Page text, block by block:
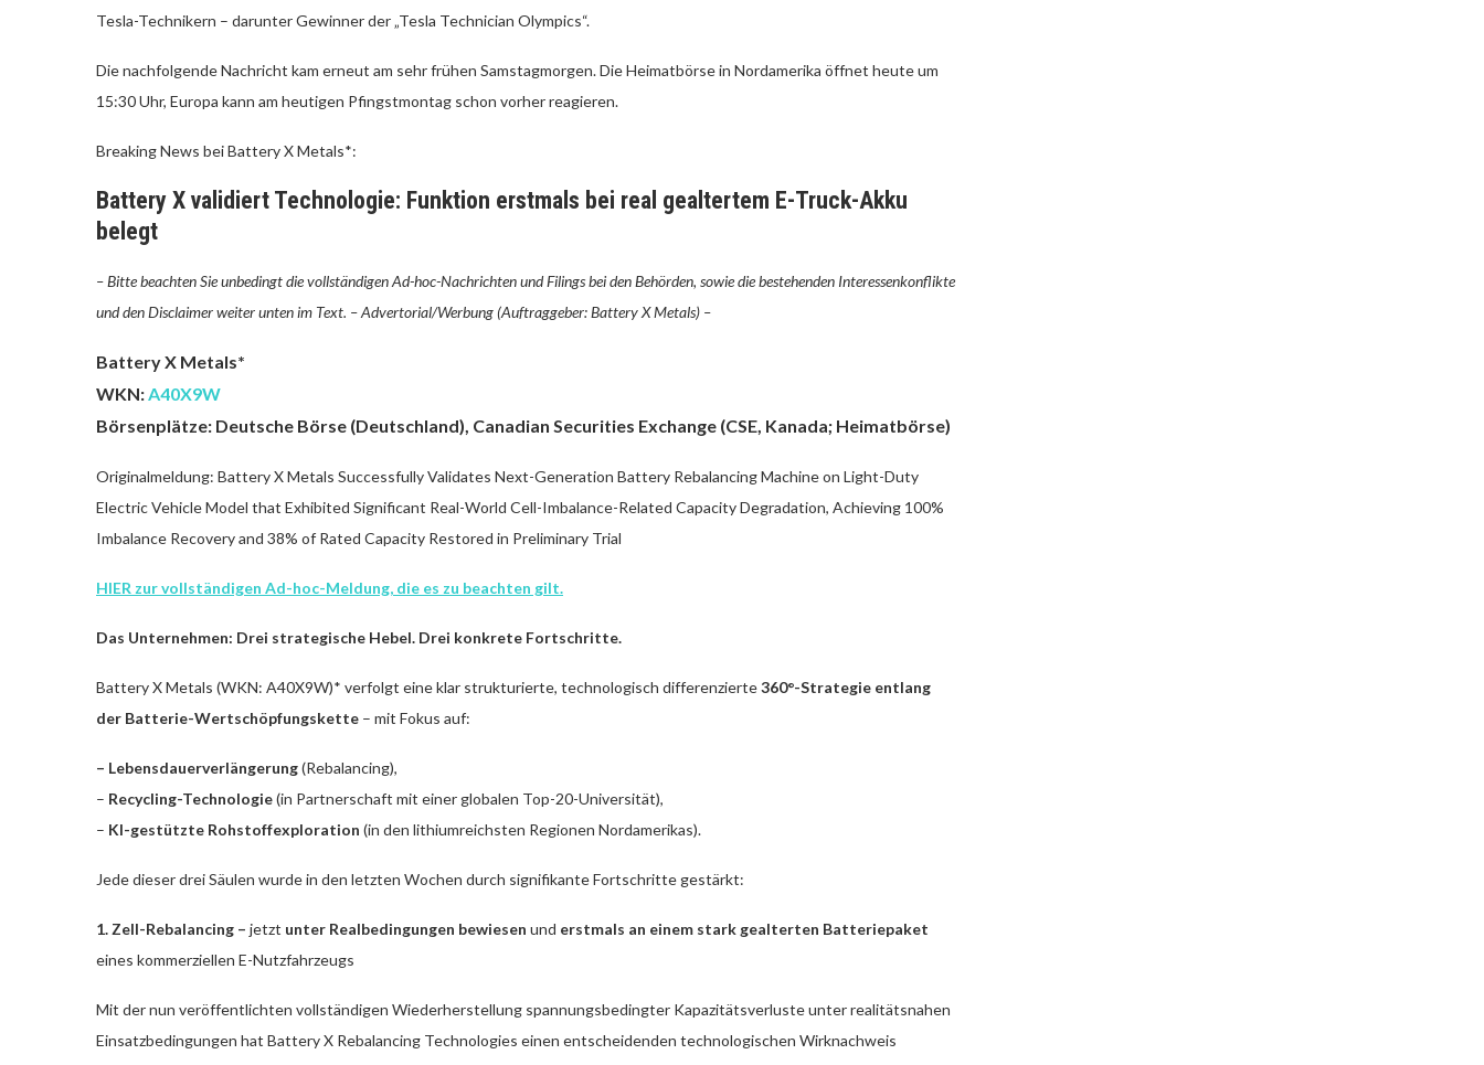
Tesla-Technikern – darunter Gewinner der „Tesla Technician Olympics“.
Die nachfolgende Nachricht kam erneut am sehr frühen Samstagmorgen. Die Heimatbörse in Nordamerika öffnet heute um
15:30 Uhr, Europa kann am heutigen Pfingstmontag schon vorher reagieren.
Breaking News bei Battery X Metals*:
Battery X validiert Technologie: Funktion erstmals bei real gealtertem E-Truck-Akku
belegt
– Bitte beachten Sie unbedingt die vollständigen Ad-hoc-Nachrichten und Filings bei den Behörden, sowie die bestehenden Interessenkonflikte
und den Disclaimer weiter unten im Text. –Advertorial/Werbung (Auftraggeber: Battery X Metals) –
Battery X Metals*
WKN:A40X9W
Börsenplätze: Deutsche Börse (Deutschland), Canadian Securities Exchange (CSE, Kanada; Heimatbörse)
Originalmeldung: Battery X Metals Successfully Validates Next-Generation Battery Rebalancing Machine on Light-Duty
Electric Vehicle Model that Exhibited Significant Real-World Cell-Imbalance-Related Capacity Degradation, Achieving 100%
Imbalance Recovery and 38% of Rated Capacity Restored in Preliminary Trial
HIER zur vollständigen Ad-hoc-Meldung, die es zu beachten gilt.
Das Unternehmen: Drei strategische Hebel. Drei konkrete Fortschritte.
Battery X Metals (WKN: A40X9W)* verfolgt eine klar strukturierte, technologisch differenzierte360°-Strategie entlang
der Batterie-Wertschöpfungskette – mit Fokus auf:
– Lebensdauerverlängerung(Rebalancing),
– Recycling-Technologie(in Partnerschaft mit einer globalen Top-20-Universität),
– KI-gestützte Rohstoffexploration (in den lithiumreichsten Regionen Nordamerikas).
Jede dieser drei Säulen wurde in den letzten Wochen durch signifikante Fortschritte gestärkt:
1. Zell-Rebalancing – jetzt unter Realbedingungen bewiesen und erstmals an einem stark gealterten Batteriepaket
eines kommerziellen E-Nutzfahrzeugs
Mit der nun veröffentlichten vollständigen Wiederherstellung spannungsbedingter Kapazitätsverluste unter realitätsnahen
Einsatzbedingungen hat Battery X Rebalancing Technologies einen entscheidenden technologischen Wirknachweis